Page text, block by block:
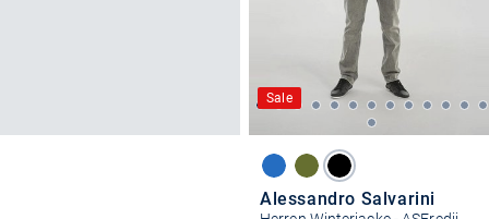
Sale
Alessandro Salvarini